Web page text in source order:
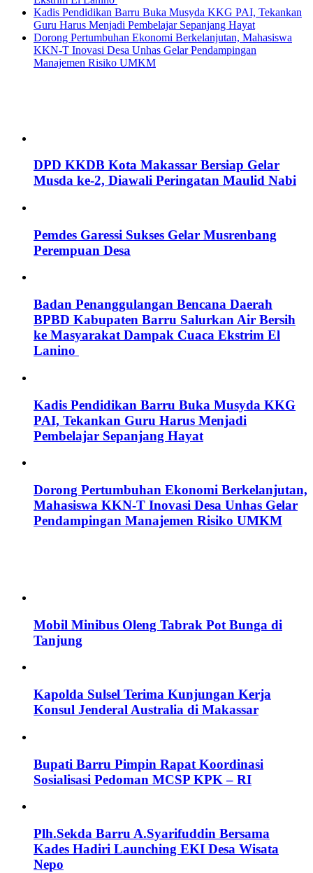
Kadis Pendidikan Barru Buka Musyda KKG PAI, Tekankan
Guru Harus Menjadi Pembelajar Sepanjang Hayat
Dorong Pertumbuhan Ekonomi Berkelanjutan, Mahasiswa
KKN-T Inovasi Desa Unhas Gelar Pendampingan
Manajemen Risiko UMKM
DPD KKDB Kota Makassar Bersiap Gelar
Musda ke-2, Diawali Peringatan Maulid Nabi
Pemdes Garessi Sukses Gelar Musrenbang
Perempuan Desa
Badan Penanggulangan Bencana Daerah
BPBD Kabupaten Barru Salurkan Air Bersih
ke Masyarakat Dampak Cuaca Ekstrim El
Lanino
Kadis Pendidikan Barru Buka Musyda KKG
PAI, Tekankan Guru Harus Menjadi
Pembelajar Sepanjang Hayat
Dorong Pertumbuhan Ekonomi Berkelanjutan,
Mahasiswa KKN-T Inovasi Desa Unhas Gelar
Pendampingan Manajemen Risiko UMKM
Mobil Minibus Oleng Tabrak Pot Bunga di
Tanjung
Kapolda Sulsel Terima Kunjungan Kerja
Konsul Jenderal Australia di Makassar
Bupati Barru Pimpin Rapat Koordinasi
Sosialisasi Pedoman MCSP KPK – RI
Plh.Sekda Barru A.Syarifuddin Bersama
Kades Hadiri Launching EKI Desa Wisata
Nepo